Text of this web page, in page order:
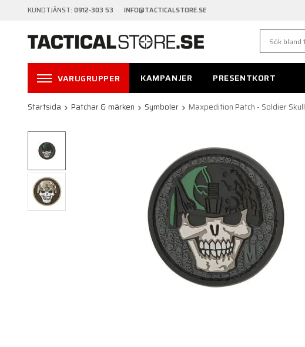
KUNDTJÄNST: 0912-303 53 INFO@TACTICALSTORE.SE
VARUGRUPPER KAMPANJER PRESENTKORT
Startsida Patchar & märken Symboler Maxpedition Patch - Soldier Skull